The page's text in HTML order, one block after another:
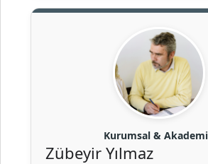
Kurumsal &
Zübeyir Yılmaz